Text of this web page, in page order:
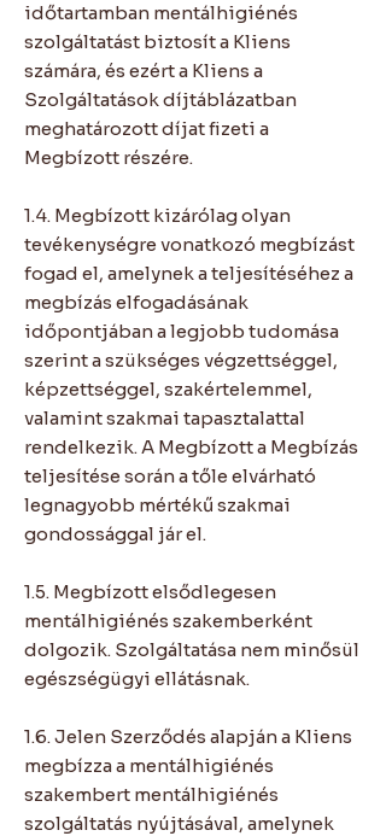
időtartamban mentálhigiénés
szolgáltatást biztosít a Kliens
számára, és ezért a Kliens a
Szolgáltatások díjtáblázatban
meghatározott díjat fizeti a
Megbízott részére.
1.4. Megbízott kizárólag olyan
tevékenységre vonatkozó megbízást
fogad el, amelynek a teljesítéséhez a
megbízás elfogadásának
időpontjában a legjobb tudomása
szerint a szükséges végzettséggel,
képzettséggel, szakértelemmel,
valamint szakmai tapasztalattal
rendelkezik. A Megbízott a Megbízás
teljesítése során a tőle elvárható
legnagyobb mértékű szakmai
gondossággal jár el.
1.5. Megbízott elsődlegesen
mentálhigiénés szakemberként
dolgozik. Szolgáltatása nem minősül
egészségügyi ellátásnak.
1.6. Jelen Szerződés alapján a Kliens
megbízza a mentálhigiénés
szakembert mentálhigiénés
szolgáltatás nyújtásával, amelynek